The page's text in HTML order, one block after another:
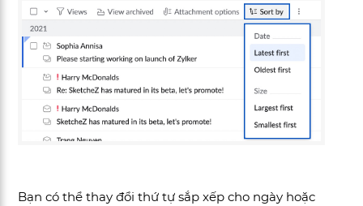
Bạn có thể thay đổi thứ tự sắp xếp cho ngày hoặc